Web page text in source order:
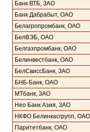
Банк ВТБ, ЗАО
Банк Дабрабыт, ОАО
Белагропромбанк, ОАО
БелВЭБ, ОАО
Белгазпромбанк, ОАО
Белинвестбанк, ОАО
БелСвиссБанк, ЗАО
БНБ-Банк, ОАО
МТбанк, ЗАО
Нео Банк Азия, ЗАО
НКФО Белинкасгрупп, ОАО
Паритетбанк, ОАО